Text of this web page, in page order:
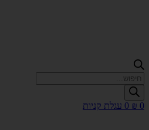
Products
search
₪ 0
0 עגלת קניות